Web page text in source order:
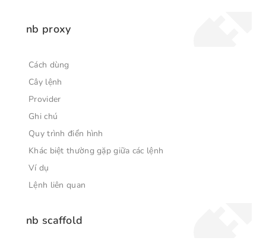
nb proxy
Cách dùng
Cây lệnh
Provider
Ghi chú
Quy trình điển hình
Khác biệt thường gặp giữa các lệnh
Ví dụ
Lệnh liên quan
nb scaffold